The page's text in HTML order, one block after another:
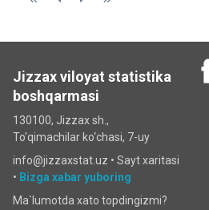
Jizzax viloyat statistika
boshqarmasi
130100, Jizzax sh.,
To'qimachilar ko‘chаsi, 7-uy
info@jizzaxstat.uz • Sayt xaritasi
• Bizga xabar yuboring
Ma`lumotda xato topdingizmi?